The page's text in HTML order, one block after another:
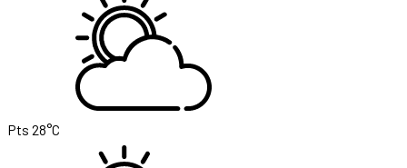
Pts 28°C